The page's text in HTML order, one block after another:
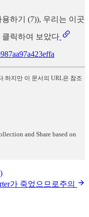
용하기 (7)), 우리는 이곳
릭하여 보았다
.하지만 이 문서의 URL은 참조
and Share based on
가 죽었으므로주의